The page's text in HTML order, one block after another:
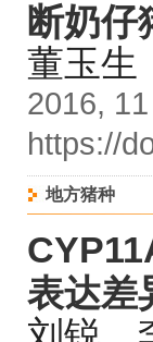
断奶仔
董玉生
2016,
https://
地方猪种
表达差